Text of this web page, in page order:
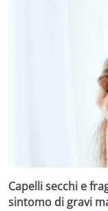
Capelli secchi e
sintomo di gravi